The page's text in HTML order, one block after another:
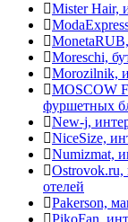
Mister Hair,
Moreschi,
Morozilnik,
MOSCOW
фуршетных
New-j,
NiceSize,
Numizmat,
отелей
Pakerson,
PikoFan,